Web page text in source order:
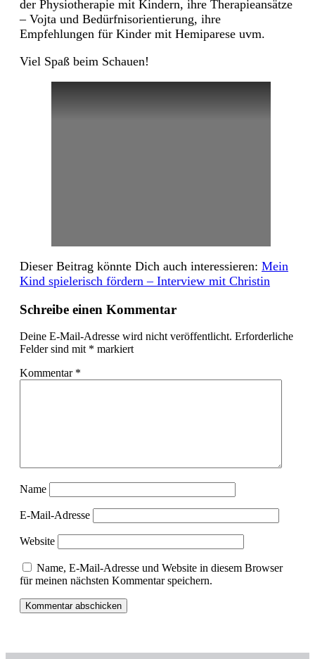
der Physiotherapie mit Kindern, ihre Therapieansätze
– Vojta und Bedürfnisorientierung, ihre
Empfehlungen für Kinder mit Hemiparese uvm.
Viel Spaß beim Schauen!
Dieser Beitrag könnte Dich auch interessieren: Mein
Kind spielerisch fördern – Interview mit Christin
Schreibe einen Kommentar
Deine E-Mail-Adresse wird nicht veröffentlicht. Erforderliche
Felder sind mit * markiert
Kommentar *
Name
E-Mail-Adresse
Website
Name, E-Mail-Adresse und Website in diesem Browser
für meinen nächsten Kommentar speichern.